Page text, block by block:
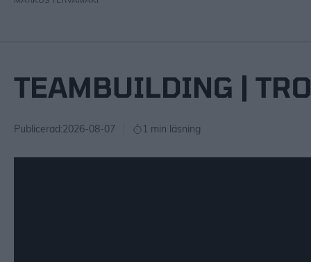
TEAMBUILDING |
Publicerad:2026-08-07 1 min läsning